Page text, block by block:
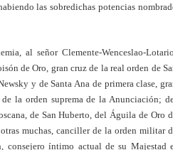
las sobredichas potencias
al señor Clemente-Wenceslao-
de Oro, gran cruz de la real orden de
y de Santa Ana de primera clase,
la orden suprema de la Anunciación;
de San Huberto, del Águila de Oro
muchas, canciller de la orden militar
consejero íntimo actual de su Majestad